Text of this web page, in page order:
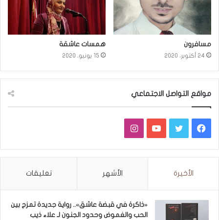
مسافرون
24 أكتوبر، 2020
همسات عاشقة
15 يونيو، 2020
مواقع التواصل الاجتماعي
فيسبوكتويتر يوتيوبانستقرام
الأخيرة الأشهر تعليقات
«ذاكرة في قبضة عاشق».. رواية جديدة تمزج بين
الحب والغموض وحدود الجنون لـ علاء ذيب